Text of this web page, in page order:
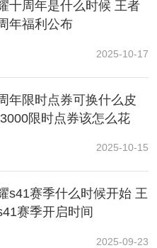
伍有：AOG(越南赛区)的
巴西赛区)的Vivo Keyd
区)Hong Kong Attitude、
。
选拔赛与外卡选拔赛产
杯的赛程安排了，今年
不少来自国外的战队，
赛中有更加精彩的发挥
十周年是什么时候 王者
年福利公布
2025-10-17
年限时点券可换什么皮
限时点券该怎么花
2025-10-15
s41赛季什么时候开始 王
赛季开启时间
2025-09-23